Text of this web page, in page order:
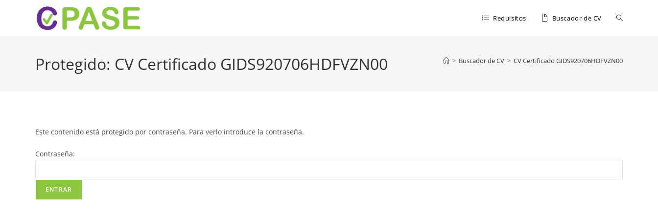
Requisitos Buscador de CV
Protegido: CV Certificado GIDS920706HDFVZN00 > Buscador de CV > CV Certificado GIDS920706HDFVZN00
Este contenido está protegido por contraseña. Para verlo introduce la contraseña.
Contraseña: